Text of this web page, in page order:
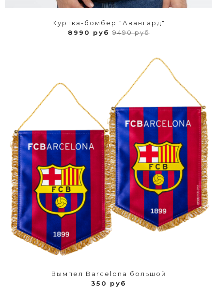
Куртка-бомбер "Авангард"
8990 руб9490 руб
Вымпел Barcelona большой
350 руб